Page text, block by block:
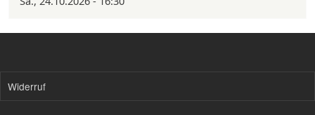
Widerruf